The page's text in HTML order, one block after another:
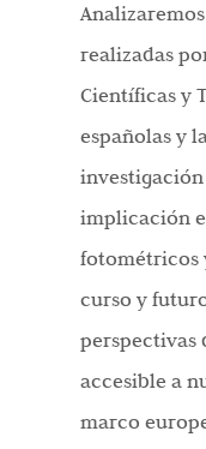
realizadas
Científicas y
españolas y
implicación
fotométricos
curso y
perspectivas
accesible a
marco